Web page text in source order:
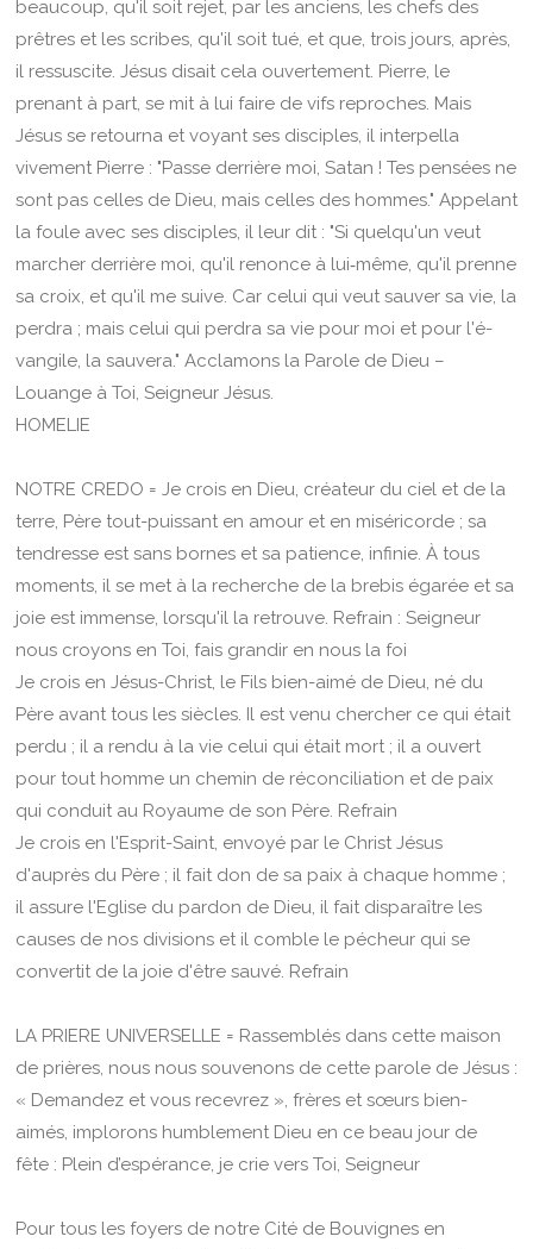
beaucoup, qu'il soit rejet, par les anciens, les chefs des
prêtres et les scribes, qu'il soit tué, et que, trois jours, après,
il ressuscite. Jésus disait cela ouvertement. Pierre, le
prenant à part, se mit à lui faire de vifs reproches. Mais
Jésus se retourna et voyant ses disciples, il interpella
vivement Pierre : "Passe derrière moi, Satan ! Tes pensées ne
sont pas celles de Dieu, mais celles des hommes." Appelant
la foule avec ses disciples, il leur dit : "Si quelqu'un veut
mar­cher derrière moi, qu'il renonce à lui‑même, qu'il prenne
sa croix, et qu'il me suive. Car celui qui veut sauver sa vie, la
perdra ; mais celui qui perdra sa vie pour moi et pour l'é­
vangile, la sauvera." Acclamons la Parole de Dieu –
Louange à Toi, Seigneur Jésus.
HOMELIE
NOTRE CREDO = Je crois en Dieu, créateur du ciel et de la
terre, Père tout-puissant en amour et en miséricorde ; sa
tendresse est sans bornes et sa patience, infinie. À tous
moments, il se met à la recherche de la brebis égarée et sa
joie est immense, lorsqu'il la retrouve. Refrain : Seigneur
nous croyons en Toi, fais grandir en nous la foi
Je crois en Jésus-Christ, le Fils bien-aimé de Dieu, né du
Père avant tous les siècles. Il est venu chercher ce qui était
perdu ; il a rendu à la vie celui qui était mort ; il a ouvert
pour tout homme un chemin de réconciliation et de paix
qui conduit au Royaume de son Père. Refrain
Je crois en l'Esprit-Saint, envoyé par le Christ Jésus
d'auprès du Père ; il fait don de sa paix à chaque homme ;
il assure l'Eglise du pardon de Dieu, il fait disparaître les
causes de nos divisions et il comble le pécheur qui se
convertit de la joie d'être sauvé. Refrain
LA PRIERE UNIVERSELLE = Rassemblés dans cette maison
de prières, nous nous souvenons de cette parole de Jésus :
« Demandez et vous recevrez », frères et sœurs bien-
aimés, implorons humblement Dieu en ce beau jour de
fête : Plein d’espérance, je crie vers Toi, Seigneur
Pour tous les foyers de notre Cité de Bouvignes en